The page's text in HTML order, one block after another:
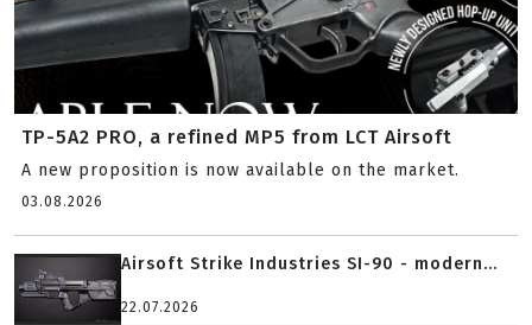
TP-5A2 PRO, a refined MP5 from LCT Airsoft
A new proposition is now available on the market.
03.08.2026
Airsoft Strike Industries SI-90 - modern...
22.07.2026